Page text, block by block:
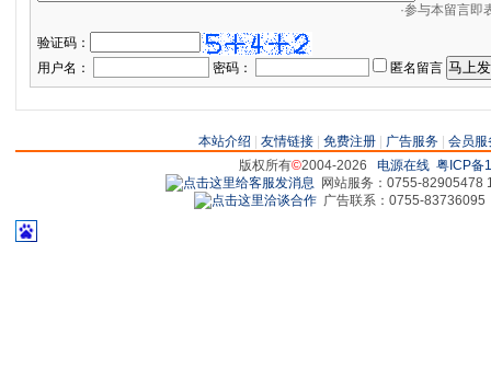
·参与本留言即
验证码：
用户名：
密码： 匿名留言
本站介绍 友情链接 免费注册 广告服务
会员服
版权所有©2004-2026 电源在线 粤ICP备
网站服务：0755-82905478
广告联系：0755-